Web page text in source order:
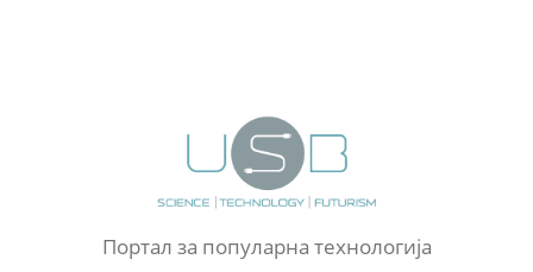
Портал за популарна технологија